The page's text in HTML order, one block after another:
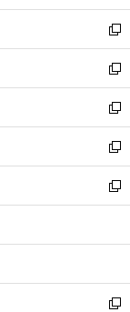
開
く
ウ
で
開
く
ン
ド
ウ
で
開
く
ウ
ィ
ン
ド
ウ
で
開
く
新
し
い
ウ
ィ
ン
ド
ウ
で
開
新
し
い
ウ
ィ
ン
ド
ウ
開
新
し
い
ウ
ィ
ン
ウ
開
く
新
し
い
ウ
ン
ウ
で
新
し
ウ
ン
ド
新